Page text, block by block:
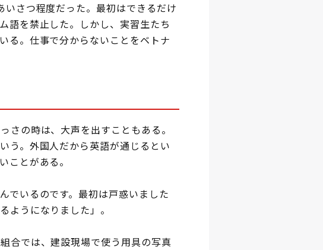
さつ程度だった。最初はできるだけ
語を禁止した。しかし、実習生たち
る。仕事で分からないことをベトナ
の時は、大声を出すこともある。
う。外国人だから英語が通じるとい
ことがある。
でいるのです。最初は戸惑いました
ようになりました」。
合では、建設現場で使う用具の写真